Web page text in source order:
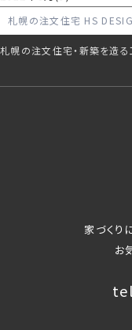
札幌の注文住宅 HS
札幌の注文住宅・新築を造
家づくり
お